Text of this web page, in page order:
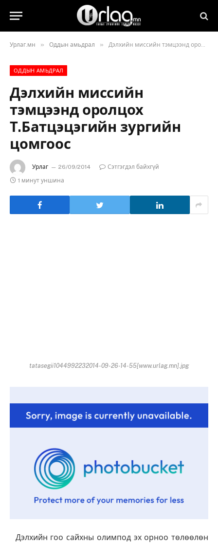
Урлаг.мн » Оддын амьдрал » Дэлхийн миссийн тэмцээнд оролцох Т.Батцэцэгийн зургийн цомгоос
ОДДЫН АМЬДРАЛ
Дэлхийн миссийн
тэмцээнд оролцох
Т.Батцэцэгийн зургийн
цомгоос
Урлаг 26/09/2014
Сэтгэгдэл байхгүй
1 минут уншина
tatasegii1044992232014-09-26-14-55[www.urlag.mn].jpg
Дэлхийн гоо сайхны олимпод эх орноо төлөөлөн